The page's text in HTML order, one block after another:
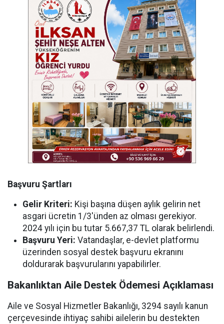
Başvuru Şartları
Gelir Kriteri: Kişi başına düşen aylık gelirin net
asgari ücretin 1/3'ünden az olması gerekiyor.
2024 yılı için bu tutar 5.667,37 TL olarak belirlendi.
Başvuru Yeri: Vatandaşlar, e-devlet platformu
üzerinden sosyal destek başvuru ekranını
doldurarak başvurularını yapabilirler.
Bakanlıktan Aile Destek Ödemesi Açıklaması
Aile ve Sosyal Hizmetler Bakanlığı, 3294 sayılı kanun
çerçevesinde ihtiyaç sahibi ailelerin bu destekten